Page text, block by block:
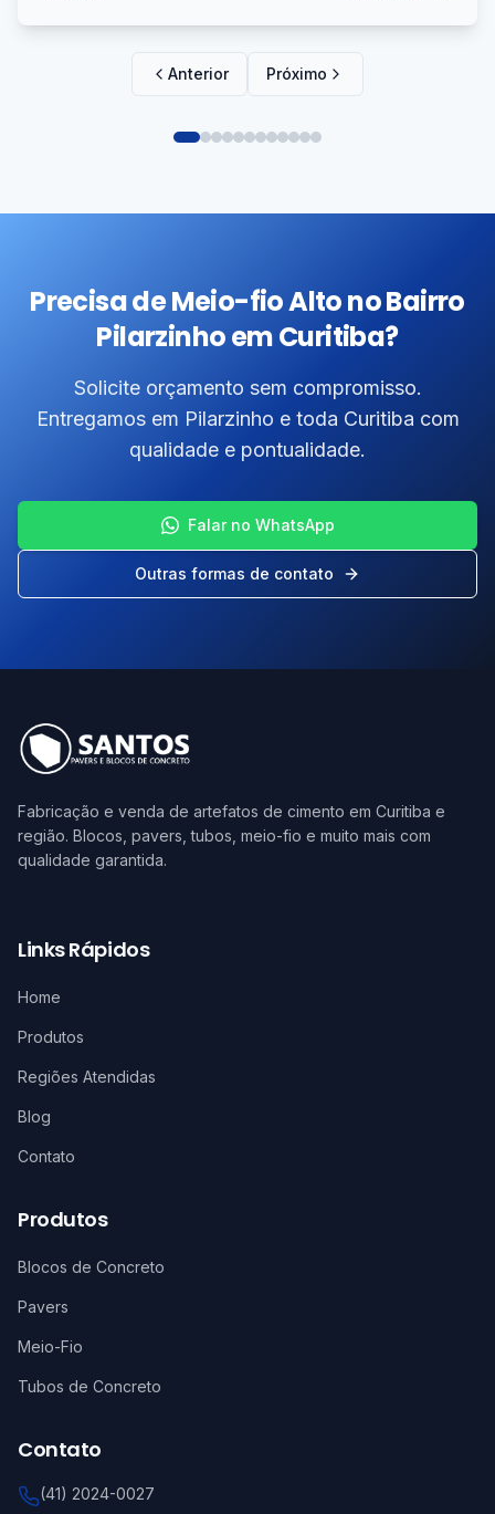
Anterior Próximo
Precisa de Meio-fio Alto no Bairro
Pilarzinho em Curitiba?
Solicite orçamento sem compromisso.
Entregamos em Pilarzinho e toda Curitiba com
qualidade e pontualidade.
Falar no WhatsApp
Outras formas de contato
Fabricação e venda de artefatos de cimento em Curitiba e
região. Blocos, pavers, tubos, meio-fio e muito mais com
qualidade garantida.
Links Rápidos
Home
Produtos
Regiões Atendidas
Blog
Contato
Produtos
Blocos de Concreto
Pavers
Meio-Fio
Tubos de Concreto
Contato
(41) 2024-0027